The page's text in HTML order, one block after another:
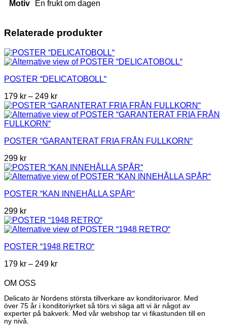
Motiv En frukt om dagen
Relaterade produkter
POSTER “DELICATOBOLL“
179 kr – 249 krPrisintervall:
179 kr
till
POSTER “GARANTERAT FRIA FRÅN FULLKORN“
299 kr
POSTER “KAN INNEHÅLLA SPÅR“
299 kr
POSTER “1948 RETRO“
179 kr – 249 krPrisintervall:
OM OSS
Delicato är Nordens största tillverkare av konditorivaror. Med
över 75 år i konditoriyrket så törs vi säga att vi är något av
experter på bakverk. Med vår webshop tar vi fikastunden till en
ny nivå.